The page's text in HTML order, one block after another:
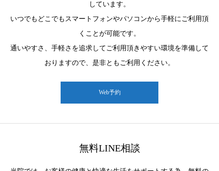
しています。
いつでもどこでもスマートフォンやパソコンから手軽にご利用頂
くことが可能です。
通いやすさ、手軽さを追求してご利用頂きやすい環境を準備して
おりますので、是非ともご利用ください。
Web予約
無料LINE相談